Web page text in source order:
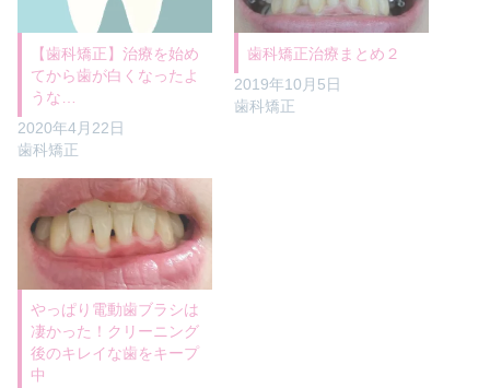
【歯科矯正】治療を始め
てから歯が白くなったよ
うな…
2020年4月22日
歯科矯正
歯科矯正治療まとめ２
2019年10月5日
歯科矯正
やっぱり電動歯ブラシは
凄かった！クリーニング
後のキレイな歯をキープ
中